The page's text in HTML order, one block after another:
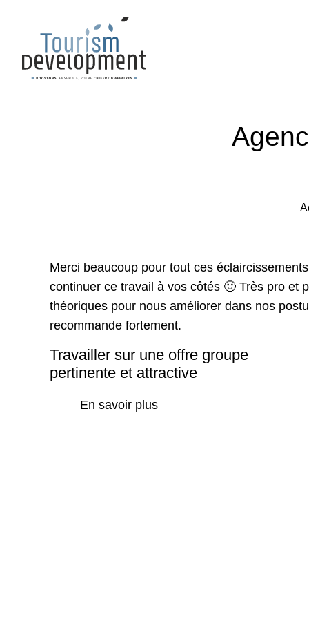
Merci beaucoup pour tout ces
continuer ce travail à vos côtés 🙂 Très pro et
théoriques pour nous améliorer dans nos
recommande fortement.
Travailler sur une offre groupe
pertinente et attractive
En savoir plus